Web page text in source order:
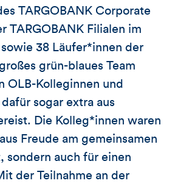
TARGOBANK Corporate
TARGOBANK Filialen im
38 Läufer*innen der
grün-blaues Team
OLB-Kolleginnen und
sogar extra aus
Die Kolleg*innen waren
Freude am gemeinsamen
sondern auch für einen
der Teilnahme an der